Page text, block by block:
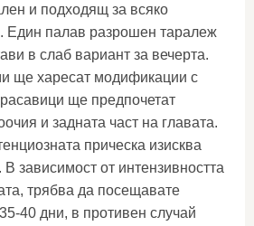
и подходящ за всяко
Един палав разрошен таралеж
в слаб вариант за вечерта.
ще харесат модификации с
ще предпочетат
и задната част на главата.
прическа изисква
зависимост от интензивността
трябва да посещавате
40 дни, в противен случай